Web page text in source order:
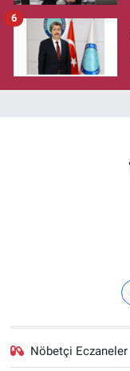
6
Nöbetçi Eczaneler